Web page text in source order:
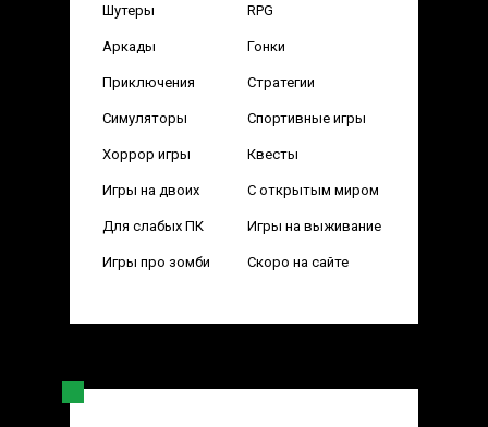
Шутеры RPG
Аркады Гонки
Приключения Стратегии
Симуляторы Спортивные игры
Хоррор игры Квесты
Игры на двоих С открытым миром
Для слабых ПК Игры на выживание
Игры про зомби Скоро на сайте